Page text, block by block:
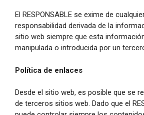
El RESPONSABLE se exime de
responsabilidad derivada de la
sitio web siempre que esta
manipulada o introducida por un
Política de enlaces
Desde el sitio web, es posible que se
de terceros sitios web. Dado que el